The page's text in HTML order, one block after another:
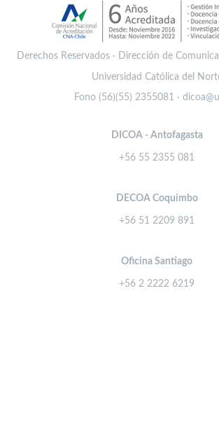
Derechos Reservados · Dirección de
Universidad Católica del
Fono (56)(55) 2355081 ·
DICOA - Antofagasta
+56 55 2355 081
DECOA Coquimbo
+56 51 2209 891
Oficina Santiago
+56 2 2222 6219